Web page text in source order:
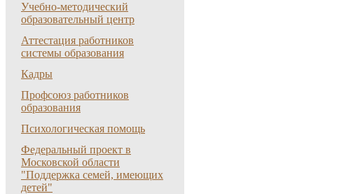
Учебно-методический
образовательный центр
Аттестация работников
системы образования
Кадры
Профсоюз работников
образования
Психологическая помощь
Федеральный проект в
Московской области
"Поддержка семей, имеющих
детей"